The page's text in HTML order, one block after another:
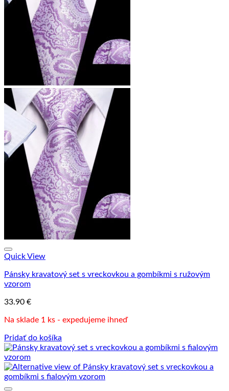
Quick View
Pánsky kravatový set s vreckovkou a gombíkmi s ružovým
vzorom
33.90 €
Na sklade 1 ks - expedujeme ihneď
Pridať do košíka